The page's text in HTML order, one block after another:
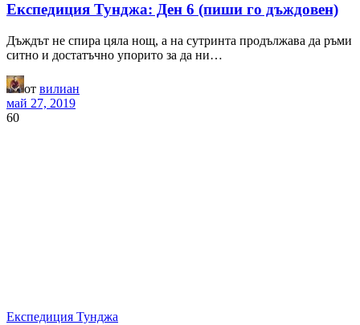
Експедиция Тунджа: Ден 6 (пиши го дъждовен)
Дъждът не спира цяла нощ, а на сутринта продължава да ръми
ситно и достатъчно упорито за да ни…
от вилиан
май 27, 2019
60
Експедиция Тунджа